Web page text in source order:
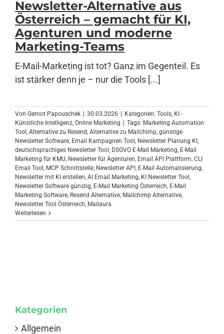
Anmelden
Newsletter-Alternative aus
Österreich – gemacht für KI,
Agenturen und moderne
Marketing-Teams
E-Mail-Marketing ist tot? Ganz im Gegenteil. Es
ist stärker denn je – nur die Tools [...]
Von Gernot Papouschek 30.03.2026 Kategorien: Tools, KI -
Künstliche Intelligenz, Online Marketing Tags: Marketing Automation
Tool , Alternative zu Resend, Alternative zu Mailchimp, günstige
Newsletter Software, Email Kampagnen Tool , Newsletter Planung KI ,
deutschsprachiges Newsletter Tool , DSGVO E-Mail Marketing, E-Mail
Marketing für KMU, Newsletter für Agenturen, Email API Plattform, CLI
Email Tool , MCP Schnittstelle, Newsletter API , E-Mail Automatisierung,
Newsletter mit KI erstellen, AI Email Marketing, KI Newsletter Tool ,
Newsletter Software günstig, E-Mail Marketing Österreich, E-Mail
Marketing Software, Resend Alternative, Mailchimp Alternative,
Newsletter Tool Österreich, Mailaura
Weiterlesen
Kategorien
Allgemein